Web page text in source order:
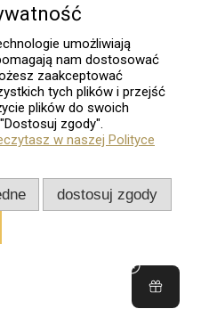
Sklep Numizmatyczny.Com
umożliwiają
nam dostosować
zaakceptować
tych plików i przejść
plików do swoich
zgody".
w naszej Polityce
dostosuj zgody